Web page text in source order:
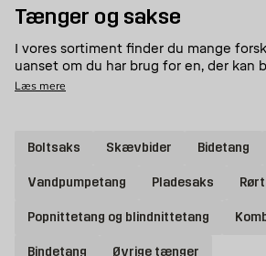
Tænger og sakse
I vores sortiment finder du mange
uanset om du har brug for en, der kan
der holder godt fast, har vi en tang, der
Brugbare avbidertænger og polygrip
Der findes mange forskellige typer
være svært at vide, hvilken man skal
mange andre håndværktøjer fås
udformninger, og du opnår det bedste
tang, der er lavet til det konkrete
eksempel meget nyttig, når du skal
Læs mere
Boltsaks Skævbider Bidetang
Vandpumpetang Pladesaks
Popnittetang og blindnittetang
Bindetang Øvrige tænger